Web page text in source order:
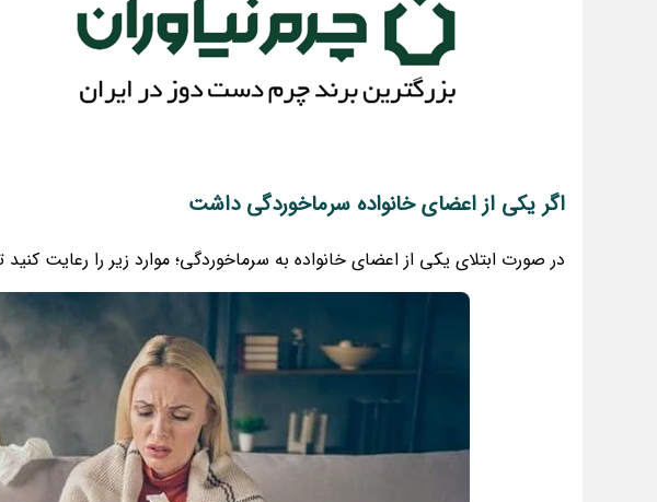
اگر یکی از اعضای خانواده سرماخوردگی داشت
در صورت ابتلای یکی از اعضای خانواده به سرماخوردگی؛ موارد زیر را رعایت